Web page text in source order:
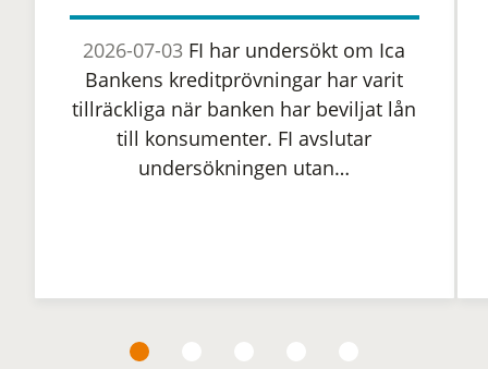
2026-07-03 FI har undersökt om Ica
Bankens kreditprövningar har varit
tillräckliga när banken har beviljat lån
till konsumenter. FI avslutar
undersökningen utan…